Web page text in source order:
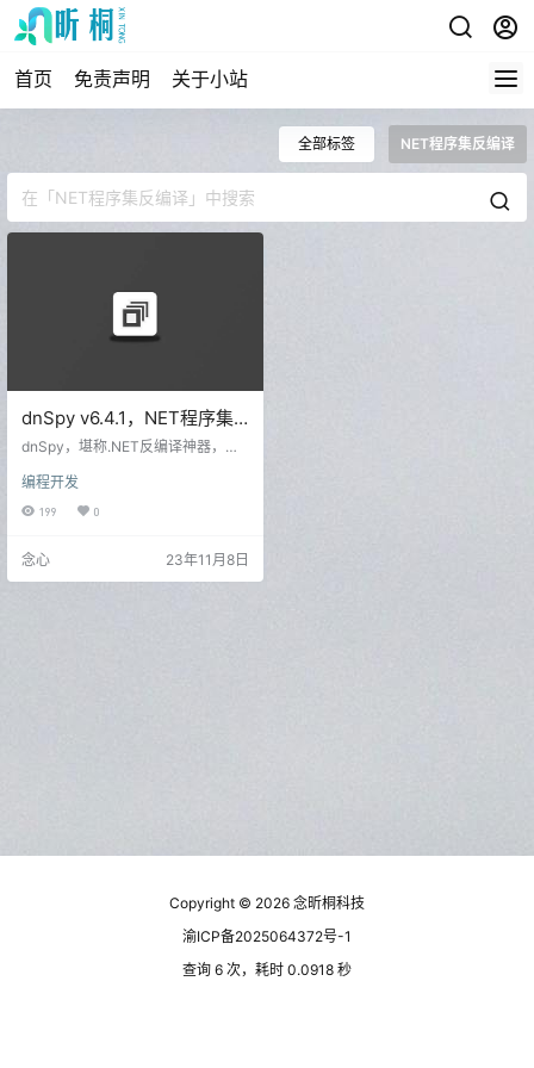
首页 免责声明 关于小站
全部标签 NET程序集反编译
dnSpy v6.4.1，NET程序集
反编译及调试工具
dnSpy，堪称.NET反编译神器，由
py发展而来的免费开源的基于.NET
语言的反编译与调试工具，用于实
#源码，支持断点调试和编辑C#代
码，该项目包含反编译器，调试
编程开发
199 0
念心 23年11月8日
Copyright © 2026 念昕桐科技
渝ICP备2025064372号-1
查询 6 次，耗时 0.0918 秒